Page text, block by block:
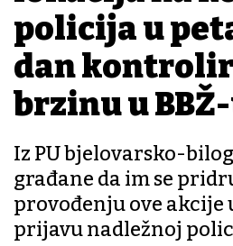
policija u
dan
brzinu u
Iz PU bjelovarsko-
građane da im se
provođenju ove akcije
prijavu nadležnoj